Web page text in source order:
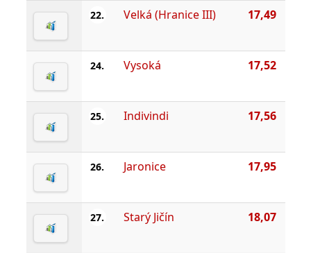
22. Velká (Hranice III) 17,49
24. Vysoká 17,52
25. Indivindi 17,56
26. Jaronice 17,95
27. Starý Jičín 18,07